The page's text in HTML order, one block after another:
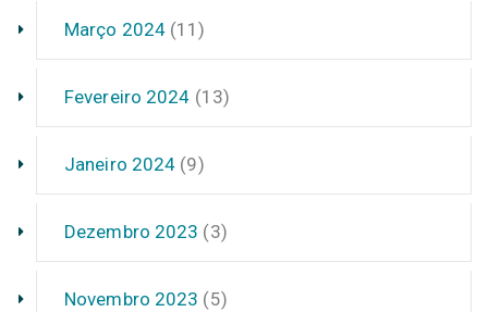
Março 2024 (11)
Fevereiro 2024 (13)
Janeiro 2024 (9)
Dezembro 2023 (3)
Novembro 2023 (5)